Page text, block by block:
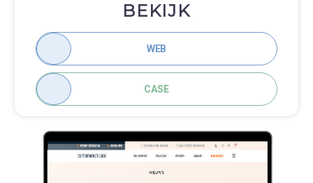
BEKIJK
WEB
CASE